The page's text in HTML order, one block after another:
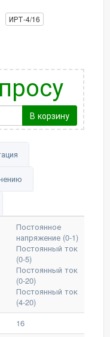
ИРТ-4/16
В корзину
Постоянное
напряжение (0-1)
Постоянный ток
(0-5)
Постоянный ток
(0-20)
Постоянный ток
(4-20)
16